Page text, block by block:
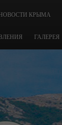
НОВОСТИ КРЫМА
ГАЛЕРЕЯ